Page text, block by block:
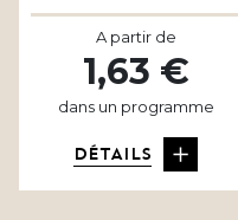
A partir de
1,63 €
dans un programme
DÉTAILS